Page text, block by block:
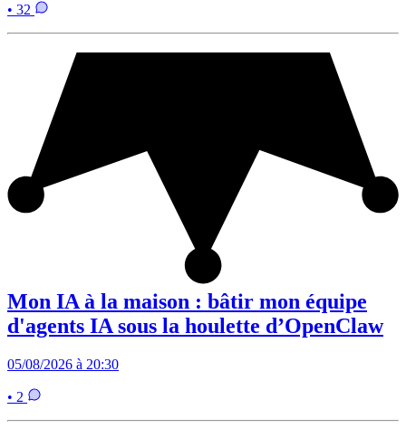
• 32
Mon IA à la maison : bâtir mon équipe
d'agents IA sous la houlette d’OpenClaw
05/08/2026 à 20:30
• 2